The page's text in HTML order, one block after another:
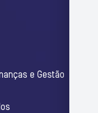
e Gestão